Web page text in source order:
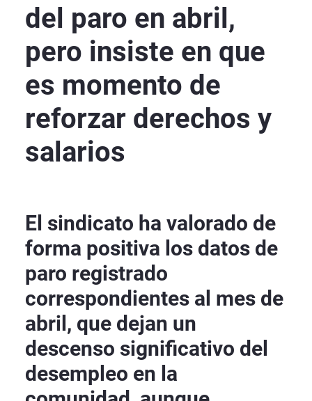
del paro en abril,
pero insiste en que
es momento de
reforzar derechos y
salarios
El sindicato ha valorado de
forma positiva los datos de
paro registrado
correspondientes al mes de
abril, que dejan un
descenso significativo del
desempleo en la